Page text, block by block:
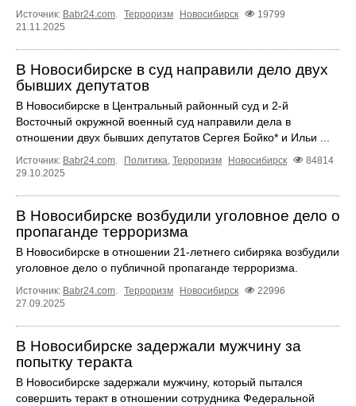
Источник: Babr24.com. Терроризм Новосибирск
19799
21.11.2025
В Новосибирске в суд направили дело двух
бывших депутатов
В Новосибирске в Центральный районный суд и 2-й
Восточный окружной военный суд направили дела в
отношении двух бывших депутатов Сергея Бойко* и Ильи ...
Источник: Babr24.com. Политика, Терроризм Новосибирск
84814
29.10.2025
В Новосибирске возбудили уголовное дело о
пропаганде терроризма
В Новосибирске в отношении 21-летнего сибиряка возбудили
уголовное дело о публичной пропаганде терроризма.
Источник: Babr24.com. Терроризм Новосибирск
22996
27.09.2025
В Новосибирске задержали мужчину за
попытку теракта
В Новосибирске задержали мужчину, который пытался
совершить теракт в отношении сотрудника Федеральной